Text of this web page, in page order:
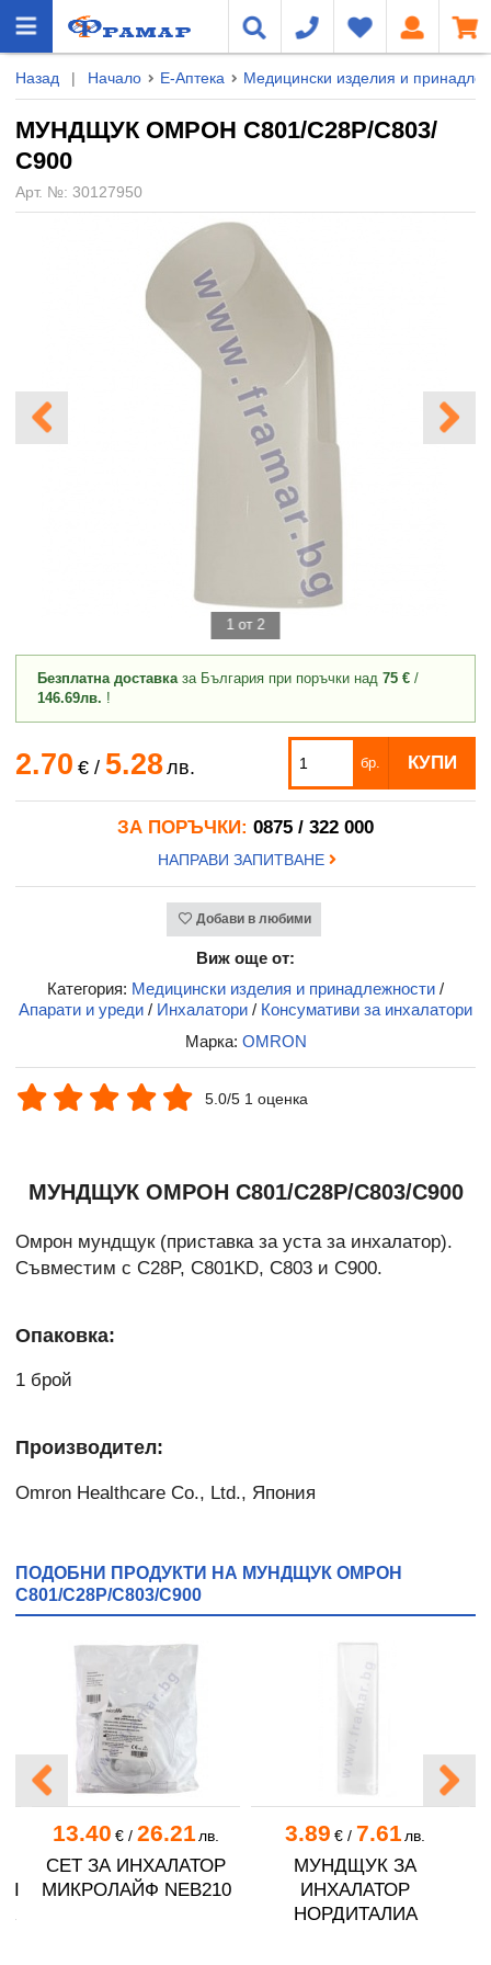
Назад | Начало Е-Аптека Медицински изделия и
МУНДЩУК ОМРОН C801/C28P/С803/
С900
Арт. №: 30127950
1 от 2
Безплатна доставказа България при поръчки над 75 € /
146.69лв. !
2.70 €/ 5.28лв. бр. КУПИ
ЗА ПОРЪЧКИ: 0875 / 322 000
НАПРАВИ ЗАПИТВАНЕ
Добави в любими
Виж още от:
Категория: Медицински изделия и принадлежности /
Апарати и уреди / Инхалатори / Консумативи за инхалатори
Марка: OMRON
5.0/5 1 оценка
МУНДЩУК ОМРОН C801/C28P/С803/С900
Омрон мундщук (приставка за уста за инхалатор).
Съвместим с C28P, C801KD, C803 и C900.
Опаковка:
1 брой
Производител:
Omron Healthcare Co., Ltd., Япония
ПОДОБНИ ПРОДУКТИ НА МУНДЩУК ОМРОН
C801/C28P/С803/С900
13.40 €/ 26.21 лв.
СЕТ ЗА ИНХАЛАТОР
МИКРОЛАЙФ NEB210
3.89 €/ 7.61 лв.
МУНДЩУК ЗА
ИНХАЛАТОР
НОРДИТАЛИА